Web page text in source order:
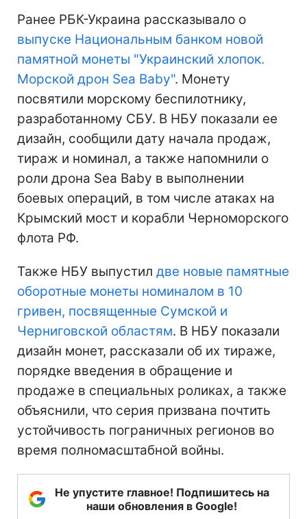
Ранее РБК-Украина рассказывало о
выпуске Национальным банком новой
памятной монеты "Украинский хлопок.
Морской дрон Sea Baby". Монету
посвятили морскому беспилотнику,
разработанному СБУ. В НБУ показали ее
дизайн, сообщили дату начала продаж,
тираж и номинал, а также напомнили о
роли дрона Sea Baby в выполнении
боевых операций, в том числе атаках на
Крымский мост и корабли Черноморского
флота РФ.
Также НБУ выпустил две новые памятные
оборотные монеты номиналом в 10
гривен, посвященные Сумской и
Черниговской областям. В НБУ показали
дизайн монет, рассказали об их тираже,
порядке введения в обращение и
продаже в специальных роликах, а также
объяснили, что серия призвана почтить
устойчивость пограничных регионов во
время полномасштабной войны.
Не упустите главное! Подпишитесь на
наши обновления в Google!